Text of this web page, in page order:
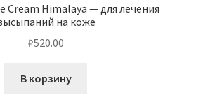
Cream Himalaya — для лечения
на коже
₽520.00
В корзину